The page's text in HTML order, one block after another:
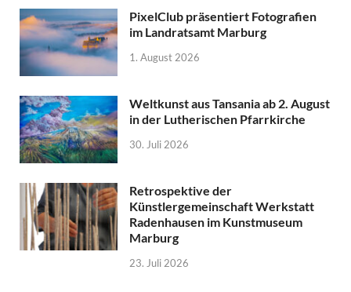
PixelClub präsentiert Fotografien
im Landratsamt Marburg
1. August 2026
Weltkunst aus Tansania ab 2. August
in der Lutherischen Pfarrkirche
30. Juli 2026
Retrospektive der
Künstlergemeinschaft Werkstatt
Radenhausen im Kunstmuseum
Marburg
23. Juli 2026